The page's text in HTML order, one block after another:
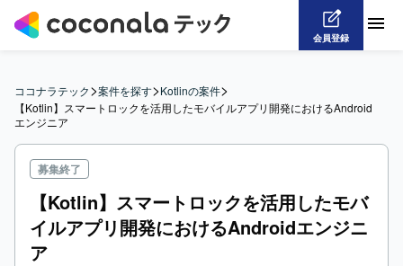
会員登録
ココナラテック>案件を探す>Kotlinの案件>
【Kotlin】スマートロックを活用したモバイルアプリ開発におけるAndroid
エンジニア
募集終了
【Kotlin】スマートロックを活用したモバ
イルアプリ開発におけるAndroidエンジニ
ア